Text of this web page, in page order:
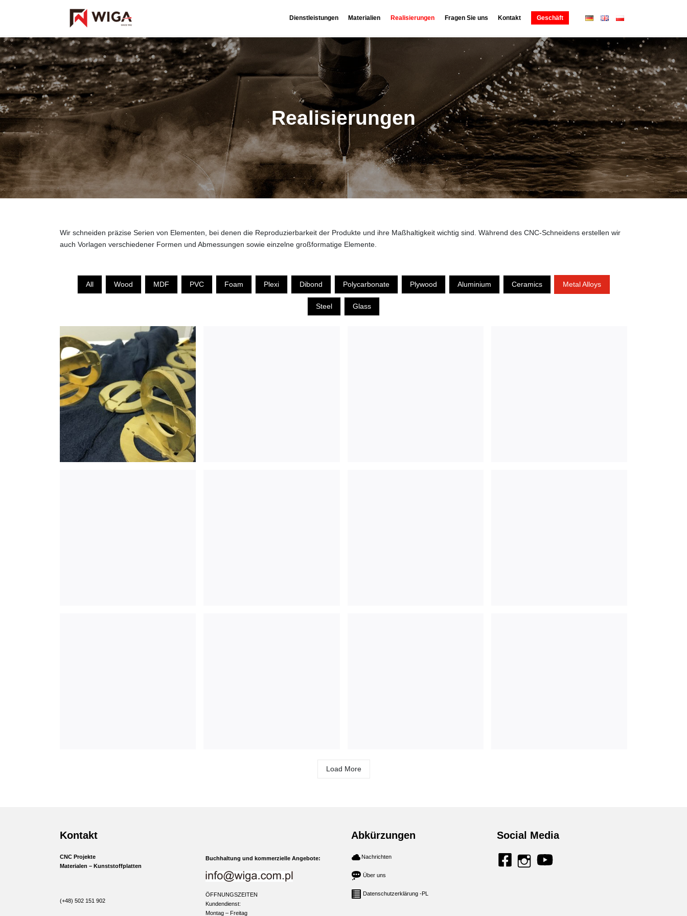
Dienstleistungen Materialien Realisierungen Fragen Sie uns Kontakt Geschäft
Realisierungen
Wir schneiden präzise Serien von Elementen, bei denen die Reproduzierbarkeit der Produkte und ihre Maßhaltigkeit wichtig sind. Während des CNC-Schneidens erstellen wir
auch Vorlagen verschiedener Formen und Abmessungen sowie einzelne großformatige Elemente.
All Wood MDF PVC Foam Plexi Dibond Polycarbonate Plywood Aluminium Ceramics Metal Alloys
Steel Glass
Load More
Kontakt
CNC Projekte
Materialen – Kunststoffplatten
(+48) 502 151 902
Buchhaltung und kommerzielle Angebote:
ÖFFNUNGSZEITEN
Kundendienst:
Montag – Freitag
Abkürzungen
Nachrichten
Über uns
Datenschutzerklärung -PL
Social Media
facebookinstagram
youtube